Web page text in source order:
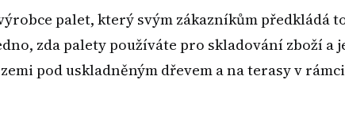
palet, který svým zákazníkům předkládá
zda palety používáte pro skladování zboží a
pod uskladněným dřevem a na terasy v